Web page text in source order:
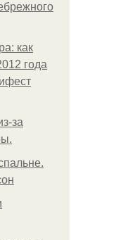
как
года
за